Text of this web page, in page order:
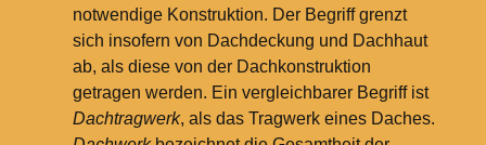
notwendige Konstruktion. Der Begriff grenzt
sich insofern von Dachdeckung und Dachhaut
ab, als diese von der Dachkonstruktion
getragen werden. Ein vergleichbarer Begriff ist
Dachtragwerk, als das Tragwerk eines Daches.